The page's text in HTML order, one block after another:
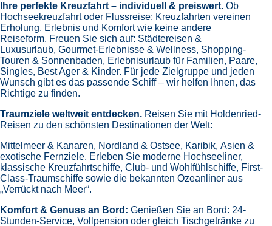
Ihre perfekte Kreuzfahrt – individuell & preiswert. Ob
Hochseekreuzfahrt oder Flussreise: Kreuzfahrten vereinen
Erholung, Erlebnis und Komfort wie keine andere
Reiseform. Freuen Sie sich auf: Städtereisen &
Luxusurlaub, Gourmet-Erlebnisse & Wellness, Shopping-
Touren & Sonnenbaden, Erlebnisurlaub für Familien, Paare,
Singles, Best Ager & Kinder. Für jede Zielgruppe und jeden
Wunsch gibt es das passende Schiff – wir helfen Ihnen, das
Richtige zu finden.
Traumziele weltweit entdecken. Reisen Sie mit Holdenried-
Reisen zu den schönsten Destinationen der Welt:
Mittelmeer & Kanaren, Nordland & Ostsee, Karibik, Asien &
exotische Fernziele. Erleben Sie moderne Hochseeliner,
klassische Kreuzfahrtschiffe, Club- und Wohlfühlschiffe, First-
Class-Traumschiffe sowie die bekannten Ozeanliner aus
„Verrückt nach Meer“.
Komfort & Genuss an Bord: Genießen Sie an Bord: 24-
Stunden-Service, Vollpension oder gleich Tischgetränke zu